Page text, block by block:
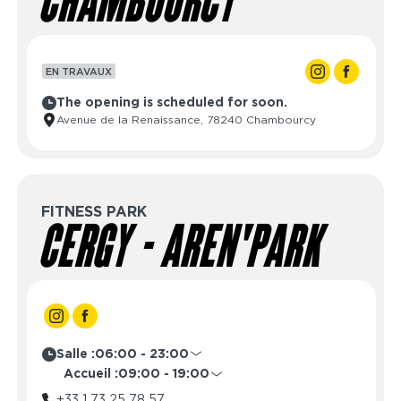
EN TRAVAUX
The opening is scheduled for soon.
Avenue de la Renaissance, 78240 Chambourcy
FITNESS PARK
CERGY - AREN'PARK
Salle :06:00 - 23:00
Lundi
06:00 - 23:00
Mardi
06:00 - 23:00
Accueil :09:00 - 19:00
Lundi